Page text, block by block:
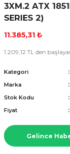
3XM.2 ATX
SERIES 2)
11.385,31 ₺
1.209,12 TL den
Kategori
Marka
Stok Kodu
Fiyat
Gelince